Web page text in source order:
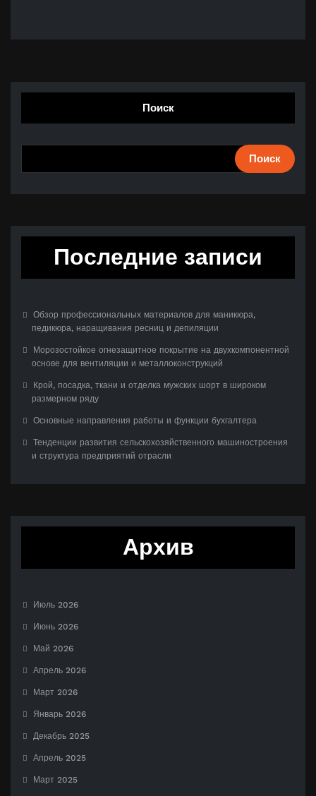
Поиск
Поиск
Последние записи
Обзор профессиональных материалов для маникюра,
педикюра, наращивания ресниц и депиляции
Морозостойкое огнезащитное покрытие на двухкомпонентной
основе для вентиляции и металлоконструкций
Крой, посадка, ткани и отделка мужских шорт в широком
размерном ряду
Основные направления работы и функции бухгалтера
Тенденции развития сельскохозяйственного машиностроения
и структура предприятий отрасли
Архив
Июль 2026
Июнь 2026
Май 2026
Апрель 2026
Март 2026
Январь 2026
Декабрь 2025
Апрель 2025
Март 2025